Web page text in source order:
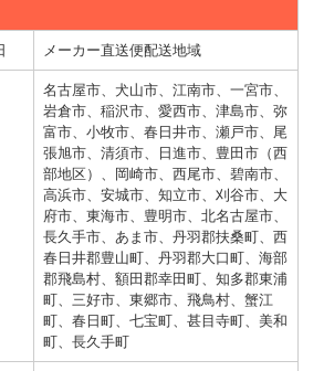
メーカー直送便配送地域
名古屋市、犬山市、江南市、一宮市、
岩倉市、稲沢市、愛西市、津島市、弥
富市、小牧市、春日井市、瀬戸市、尾
張旭市、清須市、日進市、豊田市（西
部地区）、岡崎市、西尾市、碧南市、
高浜市、安城市、知立市、刈谷市、大
府市、東海市、豊明市、北名古屋市、
長久手市、あま市、丹羽郡扶桑町、西
春日井郡豊山町、丹羽郡大口町、海部
郡飛島村、額田郡幸田町、知多郡東浦
町、三好市、東郷市、飛鳥村、蟹江
町、春日町、七宝町、甚目寺町、美和
町、長久手町